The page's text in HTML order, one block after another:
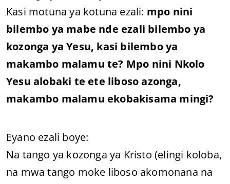
Kasi motuna ya kotuna ezali: mpo nini
bilembo ya mabe nde ezali bilembo ya
kozonga ya Yesu, kasi bilembo ya
makambo malamu te? Mpo nini Nkolo
Yesu alobaki te ete liboso azonga,
makambo malamu ekobakisama mingi?
Eyano ezali boye:
Na tango ya kozonga ya Kristo (elingi koloba,
na mwa tango moke liboso akomonana na